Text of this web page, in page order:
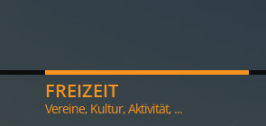
FREIZEIT
Vereine, Kultur, Aktivität, ...